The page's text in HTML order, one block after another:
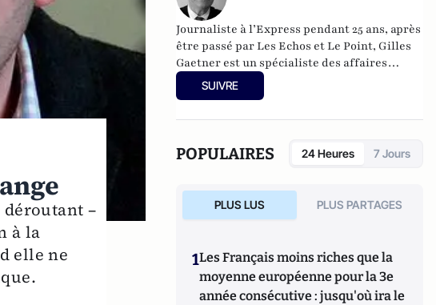
–
à la
elle ne
Journaliste à l’Express pendant 25 ans, après
être passé par Les Echos et Le Point, Gilles
Gaetner est un spécialiste des affaires
politico-financières. Il a consacré un
ouvrage remarqué au président de la
d’une quinzaine de livres parmi lesquels
L’Argent facile, dictionnaire de la corruption
les secrets de Roland Dumas (Jean-Claude
Lattès), La République des imposteurs
SUIVRE
POPULAIRES 24 Heures 7 Jours
PLUS LUS PLUS PARTAGES
1Les Français moins riches que la
moyenne européenne pour la 3e
année consécutive : jusqu'où ira le